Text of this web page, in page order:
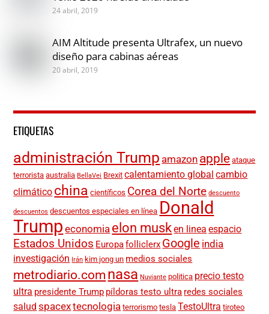
24 abril, 2019
AIM Altitude presenta Ultrafex, un nuevo
diseño para cabinas aéreas
20 abril, 2019
ETIQUETAS
administración Trump amazon apple ataque
terrorista australia BellaVei Brexit calentamiento global cambio
climático china científicos Corea del Norte descuento
descuentos descuentos especiales en línea Donald
Trump economia elon musken linea espacio
Estados Unidos Europafolliclerx Google india
investigación Irán kim jong un medios sociales
metrodiario.com nasa Nuviante politica precio testo
ultra presidente Trump píldoras testo ultra redes sociales
salud spacextecnologia terrorismo tesla TestoUltra tiroteo